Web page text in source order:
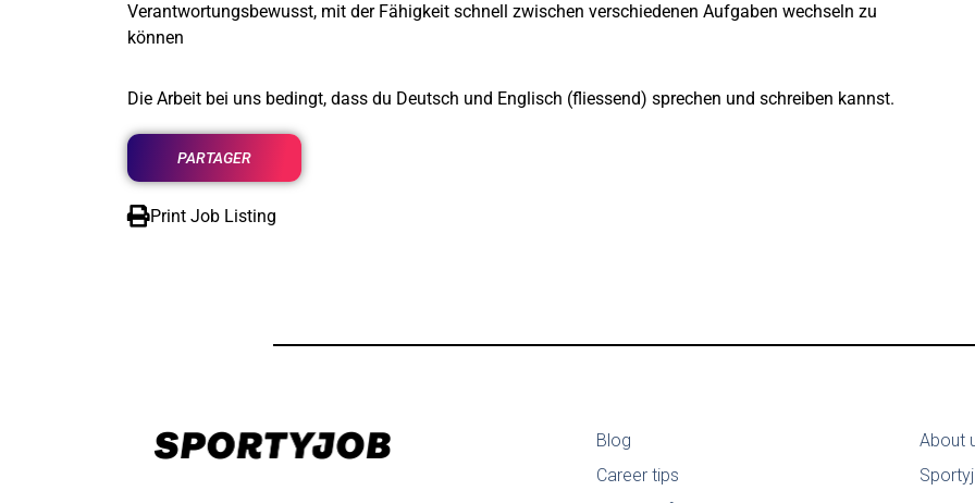
Verantwortungsbewusst, mit der Fähigkeit schnell zwischen verschiedenen Aufgaben wechseln zu
können
Die Arbeit bei uns bedingt, dass du Deutsch und Englisch (fliessend) sprechen und schreiben kannst.
PARTAGER
Print Job Listing
Blog
Career tips
About